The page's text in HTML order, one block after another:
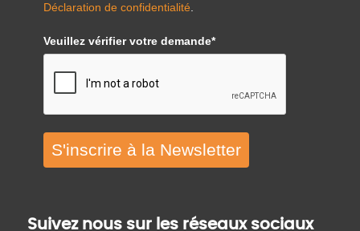
Déclaration de confidentialité.
Veuillez vérifier votre demande*
S'inscrire à la Newsletter
Suivez nous sur les réseaux sociaux